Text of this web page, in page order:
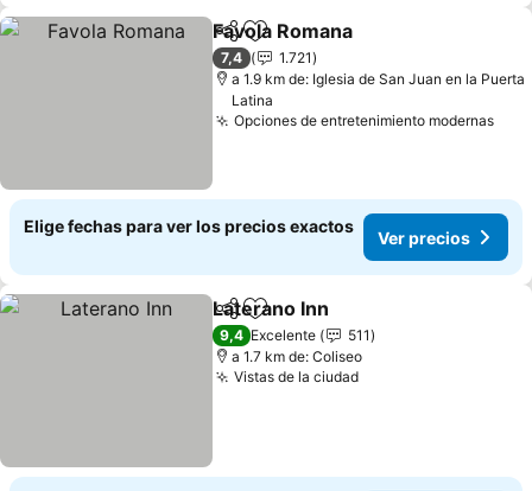
CompartirAgregar a favoritos
Favola Romana
7,4
1.721
a 1.9 km de: Iglesia de San Juan en la Puerta
Latina
Opciones de entretenimiento modernas
Elige fechas para ver los precios exactos
Ver precios
CompartirAgregar a favoritos
Laterano Inn
9,4 Excelente
511
a 1.7 km de: Coliseo
Vistas de la ciudad